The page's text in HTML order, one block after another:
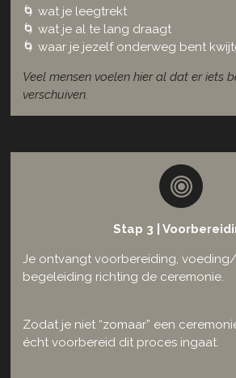
🌀 wat je leegtrekt
🌀 wat je al te lang draagt
🌀 waar je jezelf onderweg bent
Veel mensen voelen hier al dat er iets
verschuiven.
Stap 3 |
Je ontvangt voorbereiding,
begeleiding richting de ceremonie.
Zodat je niet “zomaar” een
écht voorbereid dit proces ingaat.